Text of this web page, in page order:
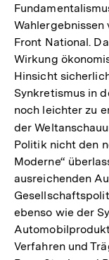
Wahlergebnissen
Front National.
Wirkung
Hinsicht
Synkretismus in
noch leichter zu
der
Politik nicht den
Moderne“
ausreichenden
ebenso wie der
Verfahren und